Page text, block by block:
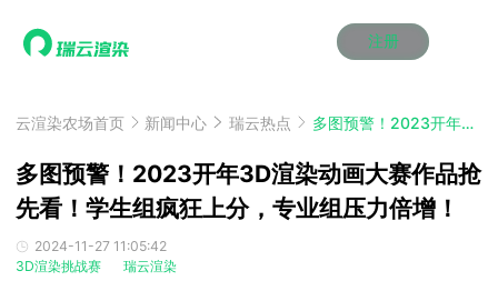
注册
效果图渲染
云制作
云渲染管理系统
瑞兔百宝箱
效果图渲染
云制作
云渲染管理系统
瑞兔百宝箱
效果图渲染
云制作
云渲染管理系统
瑞兔百宝箱
效果图渲染
云制作
云渲染管理系统
瑞兔百宝箱
效果图渲染
云制作
云渲染管理系统
瑞兔百宝箱
效果图渲染
云制作
云渲染管理系统
瑞兔百宝箱
解决方案
3ds Max云渲染方案
Blender 云渲染方案
3ds Max云渲染方案
Blender 云渲染方案
3ds Max云渲染方案
Blender 云渲染方案
3ds Max云渲染方案
Blender 云渲染方案
3ds Max云渲染方案
Blender 云渲染方案
3ds Max云渲染方案
Blender 云渲染方案
价格
动画价格
动画价格
动画价格
动画价格
动画价格
动画价格
云渲染农场首页 新闻中心 瑞云热点 多图预警！2023开年3D渲染动画大赛作品抢先看！学生组疯狂上分，专业组压力倍增！
多图预警！2023开年3D渲染动画大赛作品抢
先看！学生组疯狂上分，专业组压力倍增！
2024-11-27 11:05:42
3D渲染挑战赛
瑞云渲染